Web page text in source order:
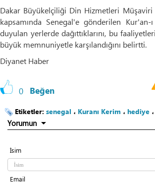
Dakar Büyükelçiliği Din Hizmetleri
kapsamında Senegal'e gönderilen
duyulan yerlerde dağıttıklarını, bu
büyük memnuniyetle karşılandığını belirtti.
Diyanet Haber
0 Beğen
Etiketler: senegal ، Kuranı Kerim ، hediye ،
Yorumun
İsim
Email